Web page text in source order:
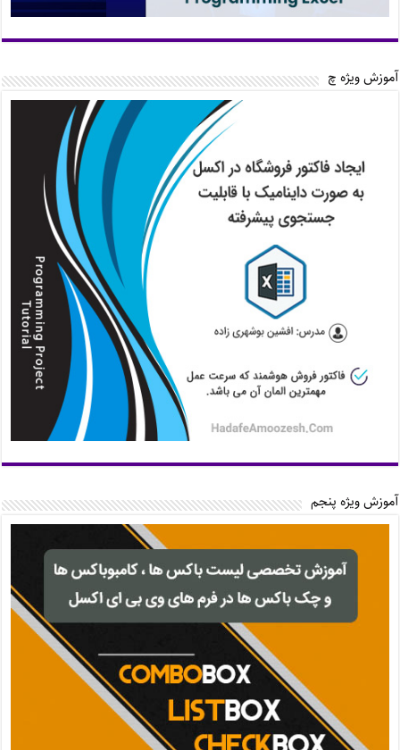
آموزش ویژه چ
آموزش ویژه پنجم